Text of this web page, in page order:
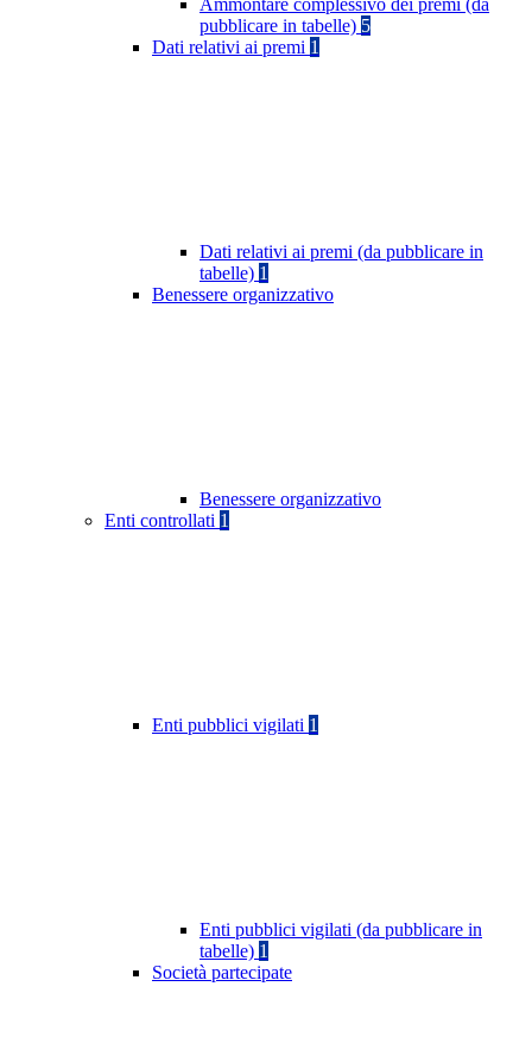
Ammontare complessivo dei premi (da
pubblicare in tabelle) 5
Dati relativi ai premi 1
Dati relativi ai premi (da pubblicare in
tabelle) 1
Benessere organizzativo
Benessere organizzativo
Enti controllati 1
Enti pubblici vigilati 1
Enti pubblici vigilati (da pubblicare in
tabelle) 1
Società partecipate